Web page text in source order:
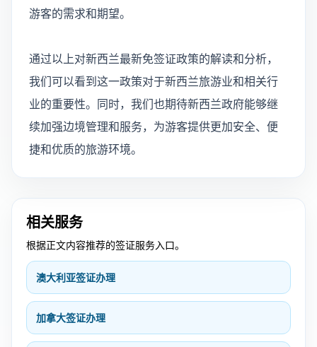
游客的需求和期望。
通过以上对新西兰最新免签证政策的解读和分析，
我们可以看到这一政策对于新西兰旅游业和相关行
业的重要性。同时，我们也期待新西兰政府能够继
续加强边境管理和服务，为游客提供更加安全、便
捷和优质的旅游环境。
相关服务
根据正文内容推荐的签证服务入口。
澳大利亚签证办理
加拿大签证办理